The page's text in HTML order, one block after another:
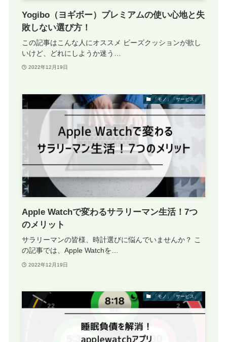
Yogibo（ヨギボー）プレミアムの使い心地と失
敗しない選び方！
この記事はこんな人にオススメ ビーズクッションが欲し
いけど、どれにしようか迷う…
2022年12月19日
「モノ」「サービス」
Apple Watchで変わるサラリーマン生活！7つ
のメリット
サラリーマンの皆様、時計選びに悩んでいませんか？ こ
の記事では、Apple Watchを…
2022年12月19日
「モノ」「サービス」